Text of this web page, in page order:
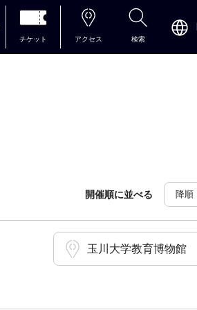
チケット アクセス 検索
開催順に並べる 降順
玉川大学教育博物館